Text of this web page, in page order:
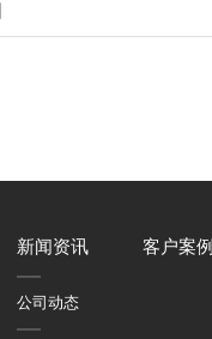
新闻资讯
公司动态
客户案例